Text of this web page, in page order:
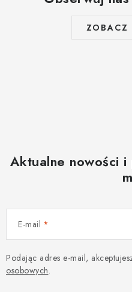
ZOBACZ
Aktualne nowości
E-mail
Podając adres e-mail,
osobowych.